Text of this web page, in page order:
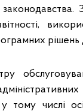
рішень
у тому числі